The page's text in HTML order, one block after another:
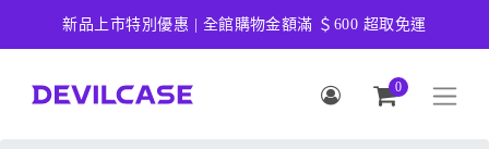
新品上市特別優惠 | 全館購物金額滿 ＄600 超取免運
0